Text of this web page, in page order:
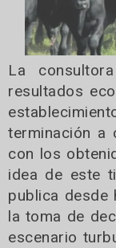
La
resultados
terminación a
con los
idea de este
publica desde
la toma de
escenario